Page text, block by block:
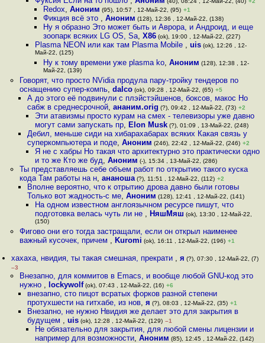
Redox, Аноним (95), 10:57 , 12-Май-22, (95) +1
Фикция всё это , Аноним (128), 12:36 , 12-Май-22, (138)
Ну я образно Это может быть и Аврора, и Андроид, и еще
зоопарк всяких LG OS, Sa, X86(ok), 19:00 , 12-Май-22, (227)
Plasma NEON или как там Plasma Mobile ,uis (ok), 12:26 , 12-
Май-22, (125)
Ну к тому времени уже plasma ko, Аноним (128), 12:38 , 12-
Май-22, (139)
Говорят, что просто NVidia продула пару-тройку тендеров по
оснащению супер-компь, dalco(ok), 09:28 , 12-Май-22, (65) +5
А до этого её подвинули с плэйстэйшенов, боксов, макос Но
сабж в среднесрочной, ананим.orig (?), 09:42 , 12-Май-22, (73) +2
Эти атавизмы просто курам на смех - телевизоры уже давно
могут сами запускать пр, Elon Musk (?), 01:09 , 13-Май-22, (248)
Дебил, меньше сиди на хибарахабарах всяких Какая связь у
суперкомпьютера и поде, Аноним (246), 22:42 , 12-Май-22, (246) +2
Я не с хабры Но такая что архитектурно это практически одно
и то же Кто же буд,Аноним (-), 15:34 , 13-Май-22, (286)
Ты представляешь себе объем работ по открытию такого куска
кода Там работы на н, ананоша(?), 11:51 , 12-Май-22, (112) +2
Вполне вероятно, что к отрытию дрова давно были готовы
Только вот жадность-с ме, Аноним (128), 12:41 , 12-Май-22, (141)
На одном известном англоязычном ресурсе пишут, что
подготовка велась чуть ли не , НяшМяш (ok), 13:30 , 12-Май-22,
(150)
Фигово они его тогда застращали, если он открыл наименее
важный кусочек, причем , Kuromi (ok), 16:11 , 12-Май-22, (196) +1
хахаха, нвидия, ты такая смешная, прекрати ,я (?), 07:30 , 12-Май-22, (7)
–3
Внезапно, для коммитов в Emacs, и вообще любой GNU-код это
нужно , lockywolf(ok), 07:43 , 12-Май-22, (16) +6
внезапно, сто пицот всратых форков разной степени
протухшести на гитхабе, из нов, я (?), 08:03 , 12-Май-22, (35) +1
Внезапно, не нужно Нвидия же делает это для закрытия в
будущем , uis(ok), 12:28 , 12-Май-22, (129) –1
Не обязательно для закрытия, для любой смены лицензии и
например для возможности,Аноним (85), 12:45 , 12-Май-22, (142)